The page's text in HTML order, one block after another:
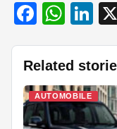
F
c
e
b
W
at
s
A
Li
k
e
dI
Related
AUTOMOBILE